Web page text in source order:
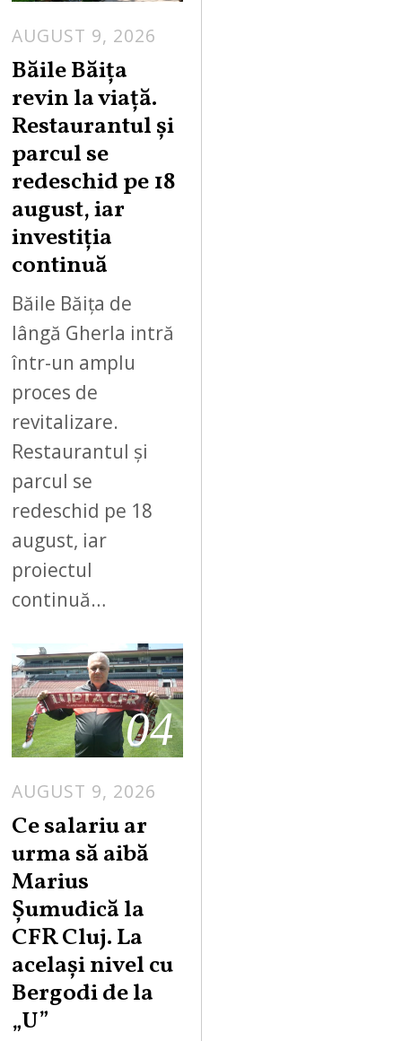
AUGUST 9, 2026
S
9
Băile Băița
revin la viață.
Restaurantul și
parcul se
redeschid pe 18
august, iar
investiția
continuă
Băile Băița de
lângă Gherla intră
într-un amplu
proces de
revitalizare.
Restaurantul și
parcul se
redeschid pe 18
august, iar
proiectul
continuă…
04
AUGUST 9, 2026
Ce salariu ar
urma să aibă
Marius
Șumudică la
CFR Cluj. La
același nivel cu
Bergodi de la
„U”